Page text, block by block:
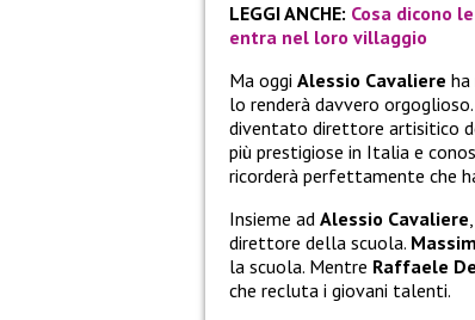
LEGGI ANCHE: Cosa dicono
entra nel loro villaggio
Ma oggi Alessio Cavaliere
lo renderà davvero
diventato direttore artisitico
più prestigiose in Italia e
ricorderà perfettamente che
Insieme ad Alessio Cavaliere
direttore della scuola.
la scuola. Mentre Raffaele
che recluta i giovani talenti.